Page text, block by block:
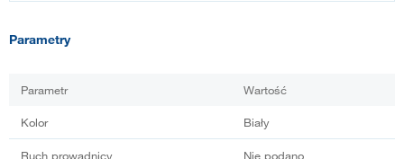
Parametry
Parametr Wartość
Kolor Biały
Ruch prowadnicy Nie podano